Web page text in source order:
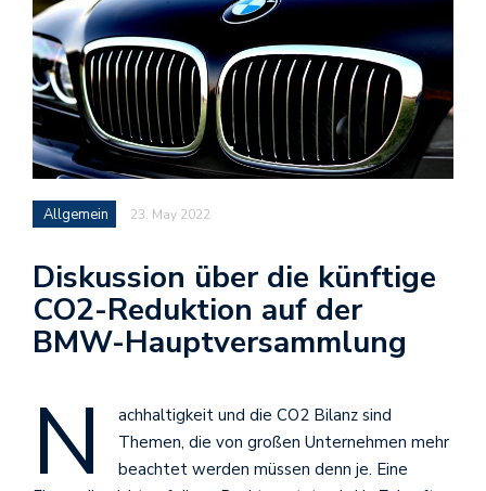
Allgemein 23. May 2022
Diskussion über die künftige
CO2-Reduktion auf der
BMW-Hauptversammlung
N
achhaltigkeit und die CO2 Bilanz sind
Themen, die von großen Unternehmen mehr
beachtet werden müssen denn je. Eine